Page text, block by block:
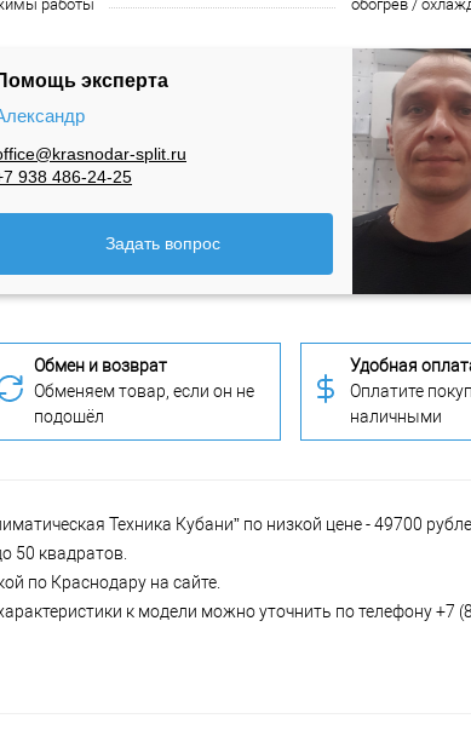
работы
обогрев /
эксперта
split.ru
938 486-24-25
Задать вопрос
Обмен и возврат
Обменяем товар, если он не
подошёл
Удобная
Оплатите
наличными
Техника Кубани” по низкой цене - 49700
50 квадратов.
по Краснодару на сайте.
к модели можно уточнить по телефону +7